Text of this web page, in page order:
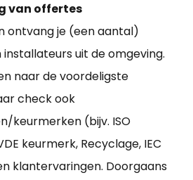
van offertes
ontvang je (een aantal)
uit de omgeving.
naar de voordeligste
check ook
keurmerken (bijv. ISO
keurmerk, Recyclage, IEC
klantervaringen. Doorgaans